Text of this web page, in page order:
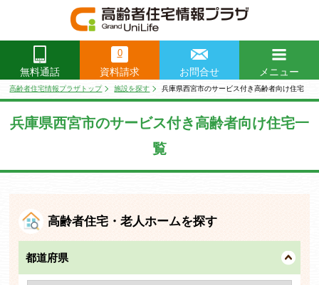
無料通話
0
資料請求 お問合せ
メニュー
閉じる
高齢者住宅情報プラザトップ 施設を探す 兵庫県西宮市のサービス付き高齢者向け住宅
兵庫県西宮市のサービス付き高齢者向け住宅一
覧
高齢者住宅・老人ホームを探す
都道府県